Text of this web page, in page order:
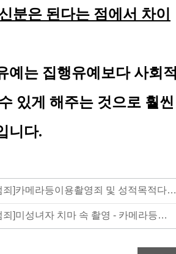
분은 된다는 점에서 차이
예는 집행유예보다 사회
있게 해주는 것으로 훨씬
니다.
[성범죄]카메라등이용촬영죄 및 성적목적다중이용장소침입
[성범죄]미성녀자 치마 속 촬영 - 카메라등이용촬영죄